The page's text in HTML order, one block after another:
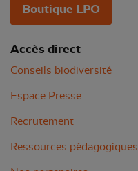
Boutique LPO
Accès direct
Conseils biodiversité
Espace Presse
Recrutement
Ressources pédagogiques